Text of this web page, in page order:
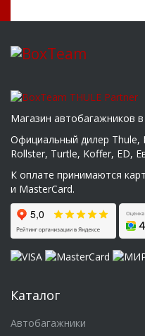
Магазин автобагажников
Официальный дилер Thule,
Rollster, Turtle, Koffer, ED,
К оплате принимаются
и MasterCard.
Каталог
Автобагажники